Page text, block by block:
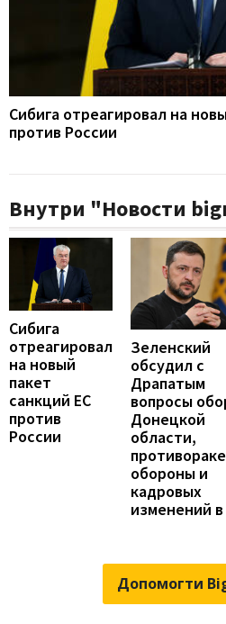
Сибига отреагировал на
против России
Внутри "Новости
Сибига
отреагировал
на новый
пакет
санкций ЕС
против
России
Зеленский
обсудил с
Драпатым
вопросы
Донецкой
области,
обороны и
кадровых
изменений
Допомогти